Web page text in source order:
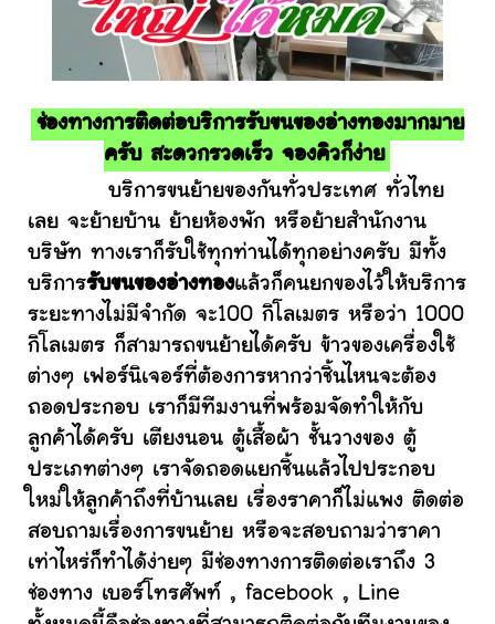
ช่องทางการติดต่อบริการรับขนของอ่างทองมากมาย
ครับ สะดวกรวดเร็ว จองคิวก็ง่าย
บริการขนย้ายของกันทั่วประเทศ ทั่วไทย
เลย จะย้ายบ้าน ย้ายห้องพัก หรือย้ายสำนักงาน
บริษัท ทางเราก็รับใช้ทุกท่านได้ทุกอย่างครับ มีทั้ง
บริการรับขนของอ่างทองแล้วก็คนยกของไว้ให้บริการ
ระยะทางไม่มีจำกัด จะ100 กิโลเมตร หรือว่า 1000
กิโลเมตร ก็สามารถขนย้ายได้ครับ ข้าวของเครื่องใช้
ต่างๆ เฟอร์นิเจอร์ที่ต้องการหากว่าชิ้นไหนจะต้อง
ถอดประกอบ เราก็มีทีมงานที่พร้อมจัดทำให้กับ
ลูกค้าได้ครับ เตียงนอน ตู้เสื้อผ้า ชั้นวางของ ตู้
ประเภทต่างๆ เราจัดถอดแยกชิ้นแล้วไปประกอบ
ใหม่ให้ลูกค้าถึงที่บ้านเลย เรื่องราคาก็ไม่แพง ติดต่อ
สอบถามเรื่องการขนย้าย หรือจะสอบถามว่าราคา
เท่าไหร่ก็ทำได้ง่ายๆ มีช่องทางการติดต่อเราถึง 3
ช่องทาง เบอร์โทรศัพท์ , facebook , Line